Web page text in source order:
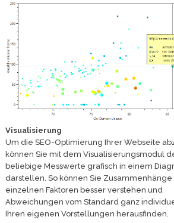
Visualisierung
Um die SEO-Optimierung Ihrer Webseite
können Sie mit dem Visualisierungsmodul
beliebige Messwerte grafisch in einem
darstellen. So können Sie Zusammenhänge
einzelnen Faktoren besser verstehen und
Abweichungen vom Standard ganz
Ihren eigenen Vorstellungen herausfinden.